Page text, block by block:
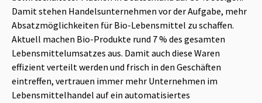
Damit stehen Handelsunternehmen vor der Aufgabe, mehr
Absatzmöglichkeiten für Bio-Lebensmittel zu schaffen.
Aktuell machen Bio-Produkte rund 7 % des gesamten
Lebensmittelumsatzes aus. Damit auch diese Waren
effizient verteilt werden und frisch in den Geschäften
eintreffen, vertrauen immer mehr Unternehmen im
Lebensmittelhandel auf ein automatisiertes